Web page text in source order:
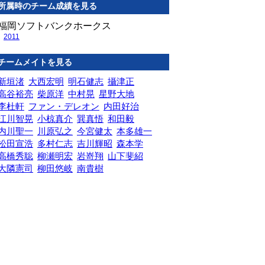
属時のチーム成績を見る
岡ソフトバンクホークス
2011
ームメイトを見る
垣渚 大西宏明 明石健志 攝津正
谷裕亮 柴原洋 中村晃 星野大地
杜軒 ファン・デレオン 内田好治
川智晃 小椋真介 巽真悟 和田毅
川聖一
川原弘之 今宮健太 本多雄一
田宣浩 多村仁志 吉川輝昭 森本学
橋秀聡 柳瀬明宏 岩嵜翔 山下斐紹
隣憲司 柳田悠岐 南貴樹